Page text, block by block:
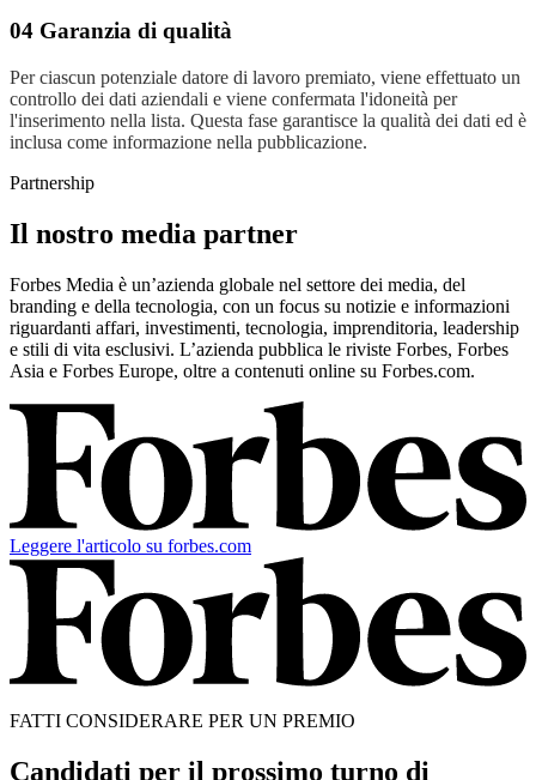
04 Garanzia di qualità
Per ciascun potenziale datore di lavoro premiato, viene effettuato un
controllo dei dati aziendali e viene confermata l'idoneità per
l'inserimento nella lista. Questa fase garantisce la qualità dei dati ed è
inclusa come informazione nella pubblicazione.
Partnership
Il nostro media partner
Forbes Media è un’azienda globale nel settore dei media, del
branding e della tecnologia, con un focus su notizie e informazioni
riguardanti affari, investimenti, tecnologia, imprenditoria, leadership
e stili di vita esclusivi. L’azienda pubblica le riviste Forbes, Forbes
Asia e Forbes Europe, oltre a contenuti online su Forbes.com.
Leggere l'articolo su forbes.com
FATTI CONSIDERARE PER UN PREMIO
Candidati per il prossimo turno di